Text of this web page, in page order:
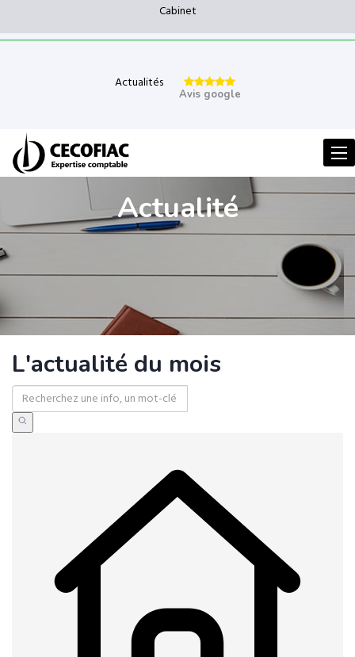
Cabinet
Actualités
Avis google
Actualité
L'actualité du mois